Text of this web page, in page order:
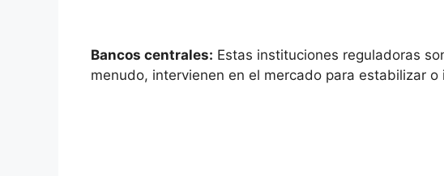
Bancos centrales: Estas instituciones reguladoras
menudo, intervienen en​ el mercado para estabilizar